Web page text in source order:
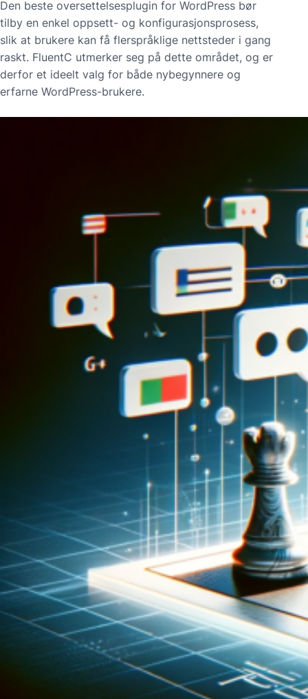
Den beste oversettelsesplugin for WordPress bør
tilby en enkel oppsett- og konfigurasjonsprosess,
slik at brukere kan få flerspråklige nettsteder i gang
raskt. FluentC utmerker seg på dette området, og er
derfor et ideelt valg for både nybegynnere og
erfarne WordPress-brukere.